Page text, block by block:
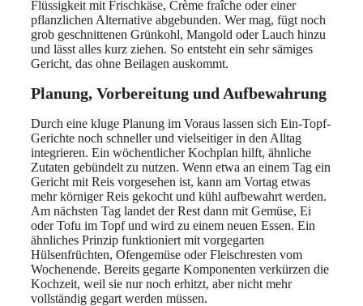
Flüssigkeit mit Frischkäse, Crème fraîche oder einer
pflanzlichen Alternative abgebunden. Wer mag, fügt noch
grob geschnittenen Grünkohl, Mangold oder Lauch hinzu
und lässt alles kurz ziehen. So entsteht ein sehr sämiges
Gericht, das ohne Beilagen auskommt.
Planung, Vorbereitung und Aufbewahrung
Durch eine kluge Planung im Voraus lassen sich Ein-Topf-
Gerichte noch schneller und vielseitiger in den Alltag
integrieren. Ein wöchentlicher Kochplan hilft, ähnliche
Zutaten gebündelt zu nutzen. Wenn etwa an einem Tag ein
Gericht mit Reis vorgesehen ist, kann am Vortag etwas
mehr körniger Reis gekocht und kühl aufbewahrt werden.
Am nächsten Tag landet der Rest dann mit Gemüse, Ei
oder Tofu im Topf und wird zu einem neuen Essen. Ein
ähnliches Prinzip funktioniert mit vorgegarten
Hülsenfrüchten, Ofengemüse oder Fleischresten vom
Wochenende. Bereits gegarte Komponenten verkürzen die
Kochzeit, weil sie nur noch erhitzt, aber nicht mehr
vollständig gegart werden müssen.